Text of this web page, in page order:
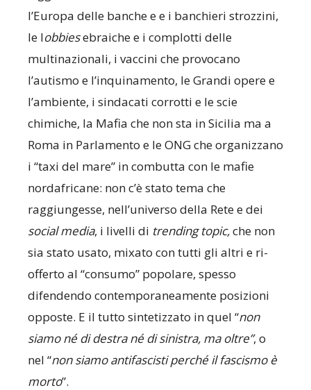
l’Europa delle banche e e i banchieri strozzini,
le lobbiesebraiche e i complotti delle
multinazionali, i vaccini che provocano
l’autismo e l’inquinamento, le Grandi opere e
l’ambiente, i sindacati corrotti e le scie
chimiche, la Mafia che non sta in Sicilia ma a
Roma in Parlamento e le ONG che organizzano
i “taxi del mare” in combutta con le mafie
nordafricane: non c’è stato tema che
raggiungesse, nell’universo della Rete e dei
social media, i livelli di trending topic,che non
sia stato usato, mixato con tutti gli altri e ri-
offerto al “consumo” popolare, spesso
difendendo contemporaneamente posizioni
opposte. E il tutto sintetizzato in quel “non
siamo né di destra né di sinistra, ma oltre”, o
nel “non siamo antifascisti perché il fascismo è
morto”.